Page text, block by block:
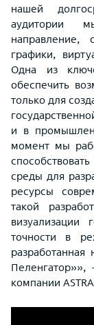
нашей
аудитории
направление,
графики,
Одна из
обеспечить
только для
и в
момент мы
среды для
ресурсы
такой
визуализации
точности в
Пеленгатор»»,
компании